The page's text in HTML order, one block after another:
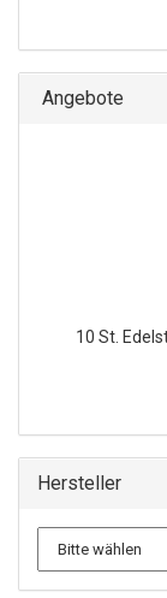
Angebote
10 St.
Hersteller